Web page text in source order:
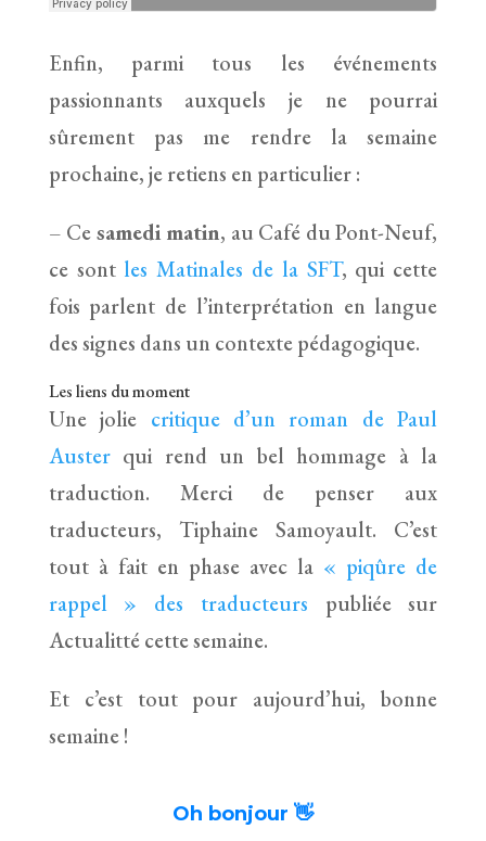
Enfin, parmi tous les événements
passionnants auxquels je ne pourrai
sûrement pas me rendre la semaine
prochaine, je retiens en particulier :
– Cesamedi matin, au Café du Pont-Neuf,
ce sont les Matinales de la SFT, qui cette
fois parlent de l’interprétation en langue
des signes dans un contexte pédagogique.
Les liens du moment
Une jolie critique d’un roman de Paul
Austerqui rend un bel hommage à la
traduction. Merci de penser aux
traducteurs, Tiphaine Samoyault. C’est
tout à fait en phase avec la « piqûre de
rappel » des traducteurs publiée sur
Actualitté cette semaine.
Et c’est tout pour aujourd’hui, bonne
semaine !
Oh bonjour 👋